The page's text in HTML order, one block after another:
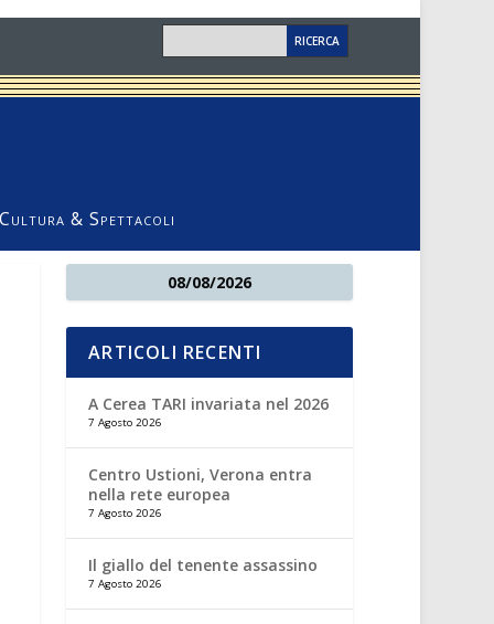
Cultura & Spettacoli
08/08/2026
ARTICOLI RECENTI
A Cerea TARI invariata nel 2026
7 Agosto 2026
Centro Ustioni, Verona entra
nella rete europea
7 Agosto 2026
Il giallo del tenente assassino
7 Agosto 2026